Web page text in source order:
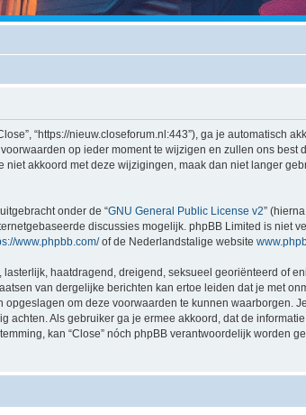
“https://nieuw.closeforum.nl:443”), ga je
op ieder moment te wijzigen en zullen ons
akkoord met deze wijzigingen, maak dan niet langer
onder de “GNU General Public License v2”
discussies mogelijk. phpBB Limited is niet
www.phpbb.com/of de Nederlandstalige website
haatdragend, dreigend, seksueel georiënteerd of
van dergelijke berichten kan ertoe leiden dat je met
om deze voorwaarden te kunnen waarborgen.
achten. Als gebruiker ga je ermee akkoord, dat de
kan “Close” nóch phpBB verantwoordelijk worden